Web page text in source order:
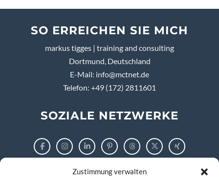
Zustimmung verwalten
SO ERREICHEN SIE MICH
markus tigges | training and consulting
Dortmund, Deutschland
E-Mail: info@mctnet.de
Telefon: +49 (172) 2811601
SOZIALE NETZWERKE